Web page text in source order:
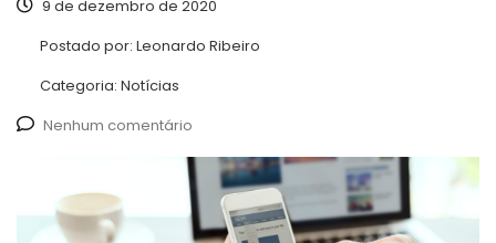
9 de dezembro de 2020
Postado por: Leonardo Ribeiro
Categoria: Notícias
Nenhum comentário